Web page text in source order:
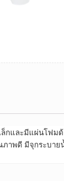
กและมีแผ่นโฟม
ภาพดี มีจุกระบาย